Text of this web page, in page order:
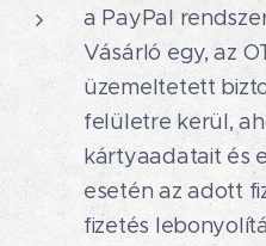
a PayPal
Vásárló egy, az
üzemeltetett
felületre kerül,
kártyaadatait és
esetén az adott
fizetés